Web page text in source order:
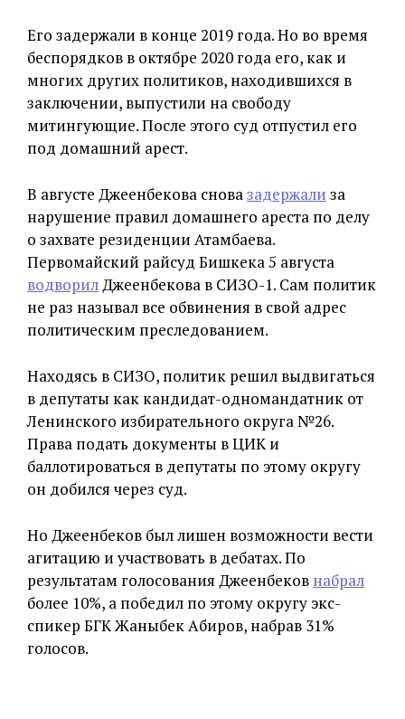
Его задержали в конце 2019 года. Но во время
беспорядков в октябре 2020 года его, как и
многих других политиков, находившихся в
заключении, выпустили на свободу
митингующие. После этого суд отпустил его
под домашний арест.
В августе Джеенбекова снова задержали за
нарушение правил домашнего ареста по делу
о захвате резиденции Атамбаева.
Первомайский райсуд Бишкека 5 августа
водворил Джеенбекова в СИЗО-1. Сам политик
не раз называл все обвинения в свой адрес
политическим преследованием.
Находясь в СИЗО, политик решил выдвигаться
в депутаты как кандидат-одномандатник от
Ленинского избирательного округа №26.
Права подать документы в ЦИК и
баллотироваться в депутаты по этому округу
он добился через суд.
Но Джеенбеков был лишен возможности вести
агитацию и участвовать в дебатах. По
результатам голосования Джеенбеков набрал
более 10%, а победил по этому округу экс-
спикер БГК Жаныбек Абиров, набрав 31%
голосов.